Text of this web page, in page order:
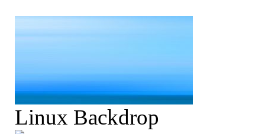
Linux Backdrop